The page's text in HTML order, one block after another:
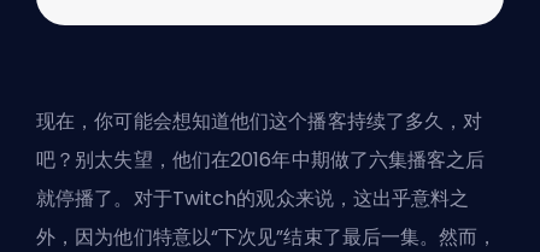
现在，你可能会想知道他们这个播客持续了多久，对
吧？别太失望，他们在2016年中期做了六集播客之后
就停播了。对于Twitch的观众来说，这出乎意料之
外，因为他们特意以“下次见”结束了最后一集。然而，